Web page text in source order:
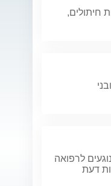
חיתולים,
לרפואה
דעת